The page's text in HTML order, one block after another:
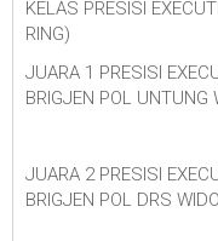
KELAS PRESISI
RING)
JUARA 1 PRESISI
BRIGJEN POL UNTUNG
JUARA 2 PRESISI
BRIGJEN POL DRS